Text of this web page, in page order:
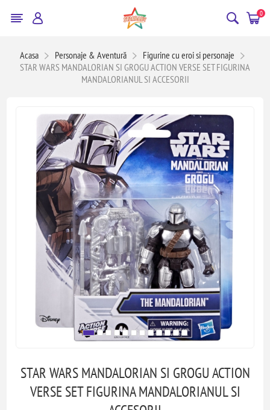
0
Acasa Personaje & Aventură
Figurine cu eroi si personaje
STAR WARS MANDALORIAN SI GROGU ACTION VERSE SET FIGURINA
MANDALORIANUL SI ACCESORII
STAR WARS MANDALORIAN SI GROGU ACTION
VERSE SET FIGURINA MANDALORIANUL SI